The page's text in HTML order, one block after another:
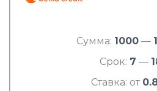
Сумма: 1000 —
Срок: 7 —
Ставка: от